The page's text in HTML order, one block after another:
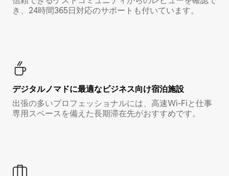
き、24時間365日対応のサポートも付いています。
デジタルノマド⁠に最⁠適⁠なビ⁠ジ⁠ネ⁠ス⁠向⁠け宿⁠泊⁠施⁠設
出張の多いプロフェッショナルには、高速Wi-Fiと仕事
専用スペースを備えた長期滞在先がおすすめです。